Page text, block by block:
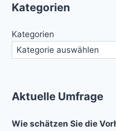
Kategorien
Kategorien
Aktuelle Umfrage
Wie schätzen Sie die